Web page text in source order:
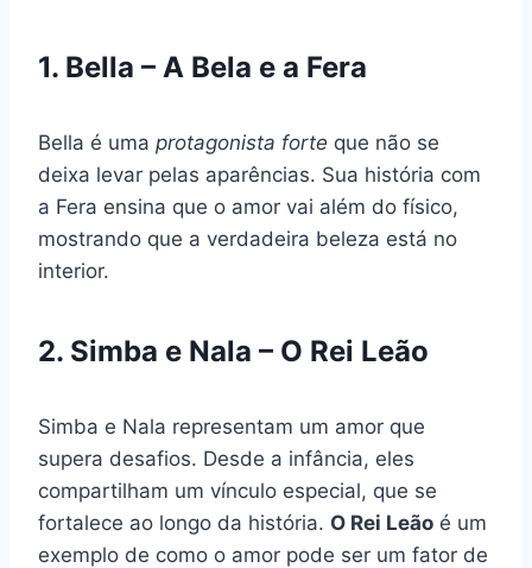
1. Bella – A Bela e a Fera
Bella é uma protagonista forte que não se
deixa levar pelas aparências. Sua história com
a Fera ensina que o amor vai além do físico,
mostrando que a verdadeira beleza está no
interior.
2. Simba e Nala – O Rei Leão
Simba e Nala representam um amor que
supera desafios. Desde a infância, eles
compartilham um vínculo especial, que se
fortalece ao longo da história. O Rei Leão é um
exemplo de como o amor pode ser um fator de